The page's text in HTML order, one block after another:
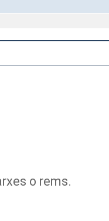
o rems.